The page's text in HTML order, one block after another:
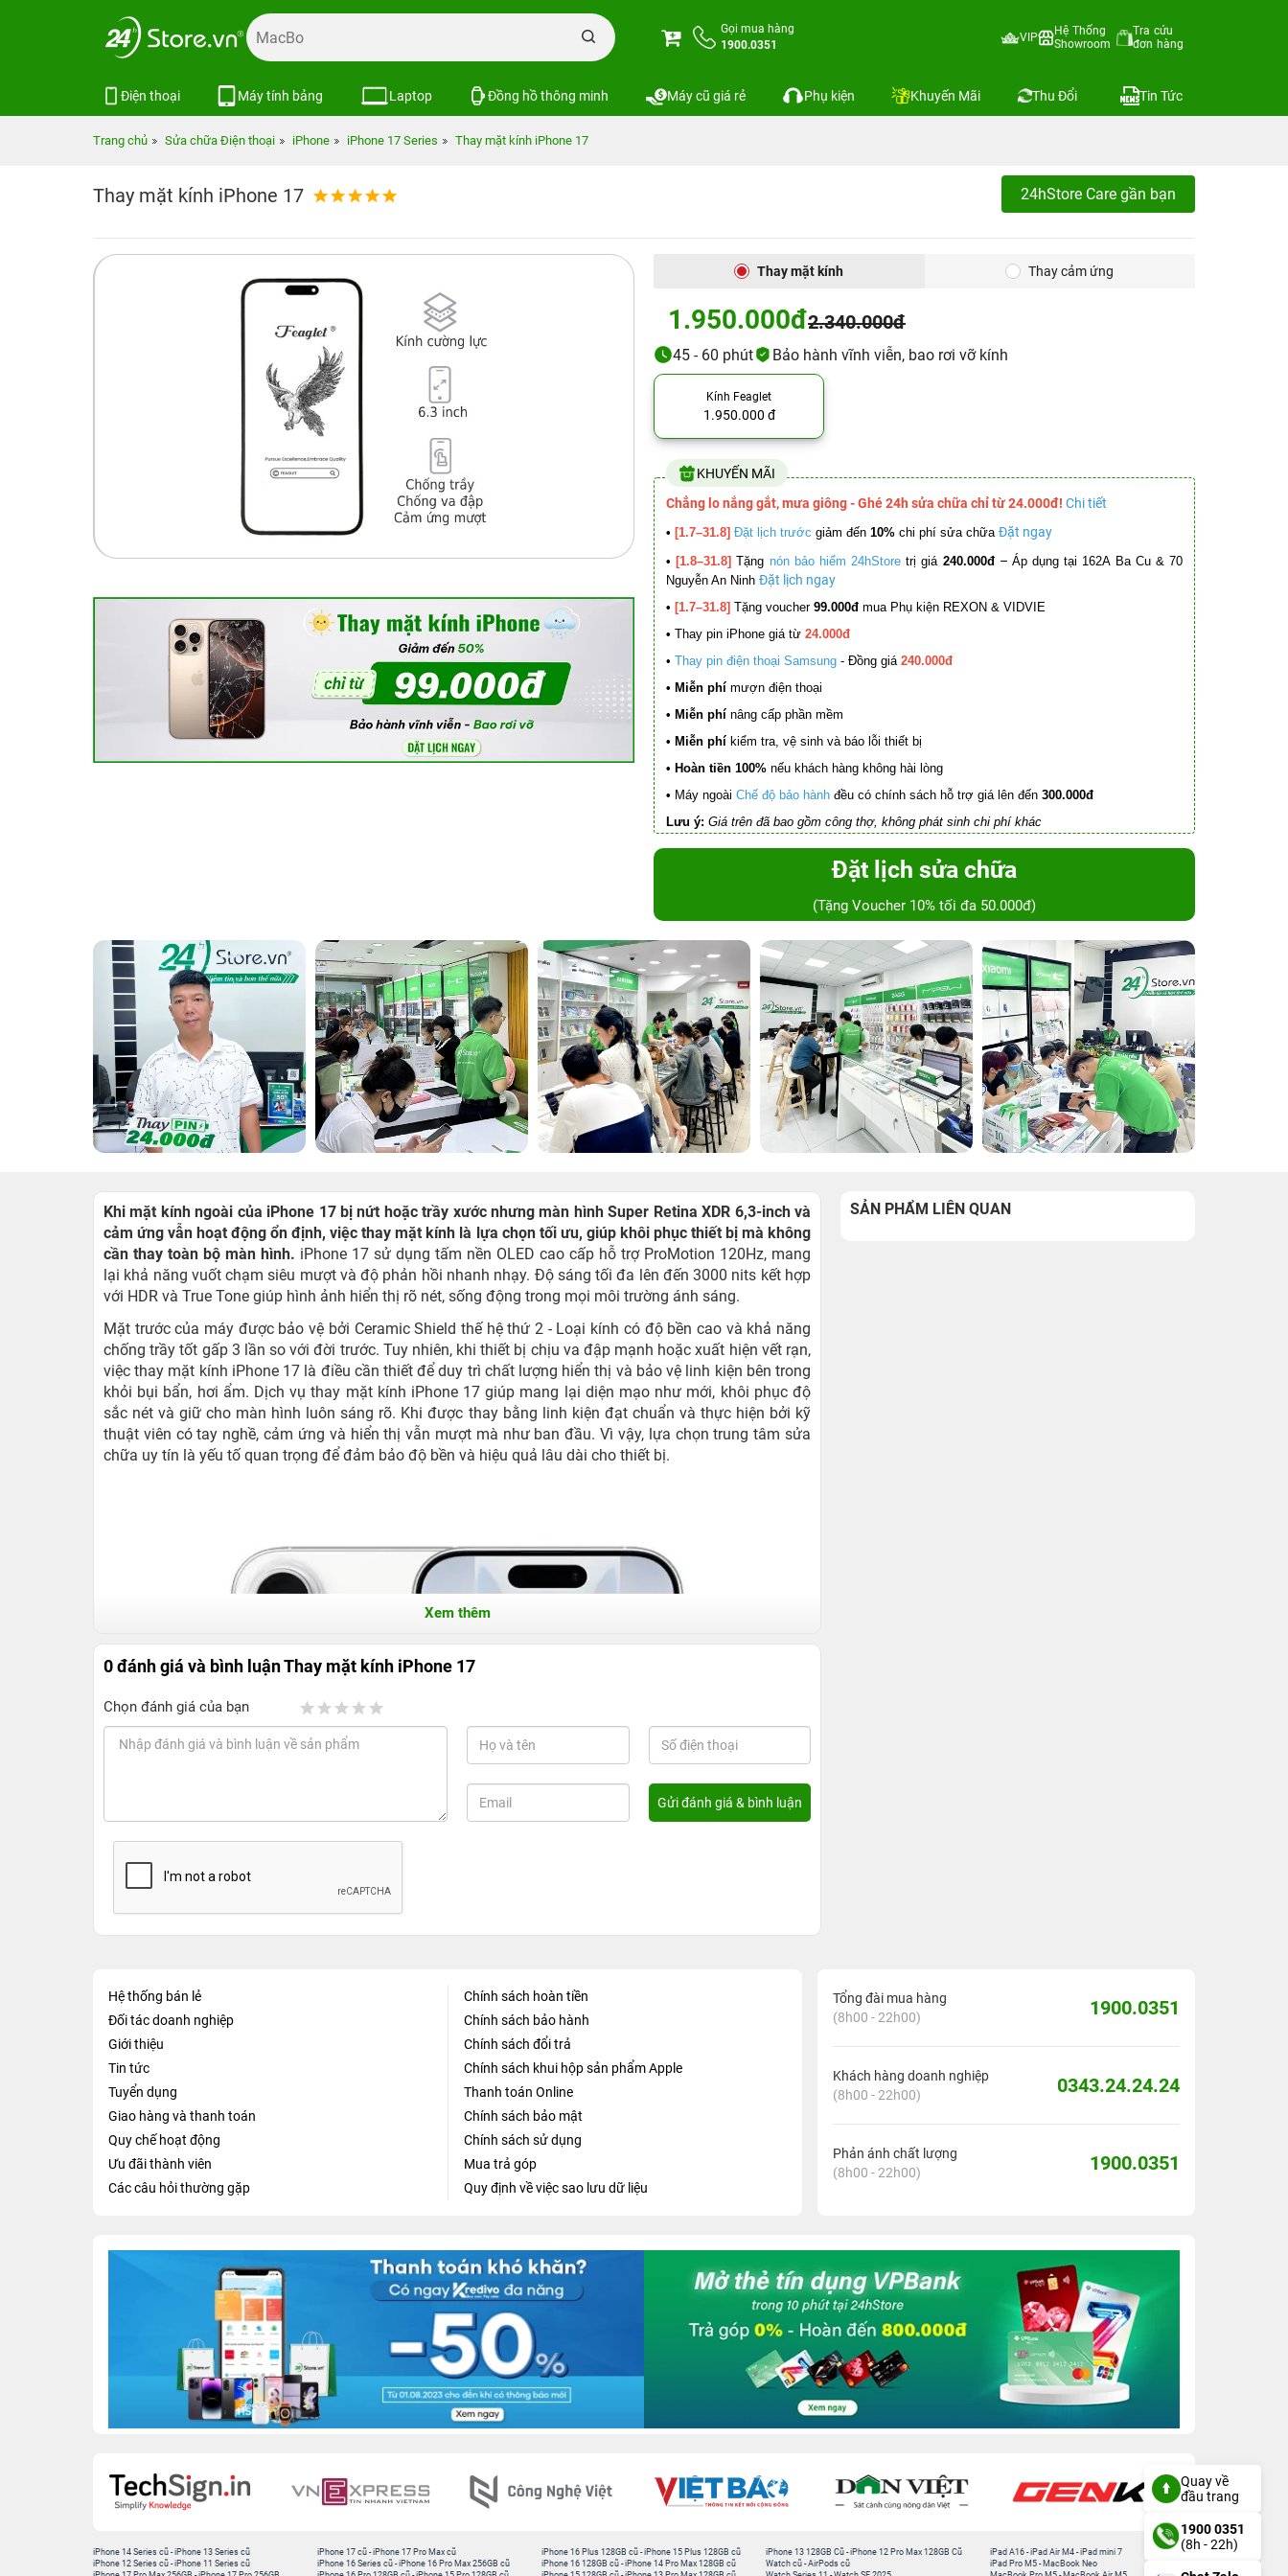
Gọi mua hàng
1900.0351
VIP
Hệ Thống
Showroom
Tra cứu
đơn hàng
Điện thoại Máy tính bảng Laptop Đồng hồ thông minh Máy cũ giá rẻ Phụ kiện Khuyến Mãi Thu Đổi Tin Tức
Trang chủ Sửa chữa Điện thoại iPhone iPhone 17 Series Thay mặt kính iPhone 17
Thay mặt kính iPhone 17 24hStore Care gần bạn
Thay mặt kính Thay cảm ứng
1.950.000đ2.340.000đ
45 - 60 phút Bảo hành vĩnh viễn, bao rơi vỡ kính
Kính Feaglet
1.950.000 đ
KHUYẾN MÃI
Chẳng lo nắng gắt, mưa giông - Ghé 24h sửa chữa chỉ từ 24.000đ! Chi tiết
• [1.7–31.8] Đặt lịch trước giảm đến 10% chi phí sửa chữa Đặt ngay
• [1.8–31.8] Tặng nón bảo hiểm 24hStore trị giá 240.000đ – Áp dụng tại 162A Ba Cu & 70
Nguyễn An Ninh Đặt lịch ngay
• [1.7–31.8] Tặng voucher 99.000đ mua Phụ kiện REXON & VIDVIE
• Thay pin iPhone giá từ 24.000đ
• Thay pin điện thoại Samsung - Đồng giá 240.000đ
• Miễn phí mượn điện thoại
• Miễn phí nâng cấp phần mềm
• Miễn phí kiểm tra, vệ sinh và báo lỗi thiết bị
• Hoàn tiền 100% nếu khách hàng không hài lòng
• Máy ngoài Chế độ bảo hành đều có chính sách hỗ trợ giá lên đến 300.000đ
Lưu ý: Giá trên đã bao gồm công thợ, không phát sinh chi phí khác
Đặt lịch sửa chữa
(Tặng Voucher 10% tối đa 50.000đ)
Khi mặt kính ngoài của iPhone 17 bị nứt hoặc trầy xước nhưng màn hình Super Retina XDR 6,3-inch và
cảm ứng vẫn hoạt động ổn định, việc thay mặt kính là lựa chọn tối ưu, giúp khôi phục thiết bị mà không
cần thay toàn bộ màn hình. iPhone 17 sử dụng tấm nền OLED cao cấp hỗ trợ ProMotion 120Hz, mang
lại khả năng vuốt chạm siêu mượt và độ phản hồi nhanh nhạy. Độ sáng tối đa lên đến 3000 nits kết hợp
với HDR và True Tone giúp hình ảnh hiển thị rõ nét, sống động trong mọi môi trường ánh sáng.
Mặt trước của máy được bảo vệ bởi Ceramic Shield thế hệ thứ 2 - Loại kính có độ bền cao và khả năng
chống trầy tốt gấp 3 lần so với đời trước. Tuy nhiên, khi thiết bị chịu va đập mạnh hoặc xuất hiện vết rạn,
việc thay mặt kính iPhone 17 là điều cần thiết để duy trì chất lượng hiển thị và bảo vệ linh kiện bên trong
khỏi bụi bẩn, hơi ẩm. Dịch vụ thay mặt kính iPhone 17 giúp mang lại diện mạo như mới, khôi phục độ
sắc nét và giữ cho màn hình luôn sáng rõ. Khi được thay bằng linh kiện đạt chuẩn và thực hiện bởi kỹ
thuật viên có tay nghề, cảm ứng và hiển thị vẫn mượt mà như ban đầu. Vì vậy, lựa chọn trung tâm sửa
chữa uy tín là yếu tố quan trọng để đảm bảo độ bền và hiệu quả lâu dài cho thiết bị.
1. Thời gian và chi phí thay mặt kính iPhone 17 tại 24hStore
là địa chỉ được nhiều người dùng tin tưởng khi cần thay mặt kính iPhone 17. Trung tâm đảm
bảo quy trình minh bạch, kỹ thuật viên lành nghề và linh kiện đạt chuẩn chất lượng cao. Chi phí thay mặt
kính luôn được niêm yết rõ ràng, không phát sinh, phù hợp với tình trạng thực tế của máy. Kính thay thế
tại 24hStore có độ trong suốt tốt, độ bền cao và độ nhạy cảm ứng tương đương kính gốc.
Thời gian sửa chữa trung bình từ 45 - 60 phút, tùy vào tình trạng hư hỏng và lượng khách tại cửa hàng.
Khách hàng có thể theo dõi trực tiếp quá trình thực hiện hoặc gửi máy và quay lại nhận sau khi hoàn tất.
Mọi thao tác đều được thực hiện công khai, đảm bảo minh bạch tuyệt đối. Nếu cần tư vấn hoặc báo giá
Xem thêm
0 đánh giá và bình luậnThay mặt kính iPhone 17
Chọn đánh giá của bạn
SẢN PHẨM LIÊN QUAN
Hệ thống bán lẻ
Đối tác doanh nghiệp
Giới thiệu
Tin tức
Tuyển dụng
Giao hàng và thanh toán
Quy chế hoạt động
Ưu đãi thành viên
Các câu hỏi thường gặp
Chính sách hoàn tiền
Chính sách bảo hành
Chính sách đổi trả
Chính sách khui hộp sản phẩm Apple
Thanh toán Online
Chính sách bảo mật
Chính sách sử dụng
Mua trả góp
Quy định về việc sao lưu dữ liệu
Tổng đài mua hàng
(8h00 - 22h00)
1900.0351
Khách hàng doanh nghiệp
(8h00 - 22h00)
0343.24.24.24
Phản ánh chất lượng
(8h00 - 22h00)
1900.0351
iPhone 14 Series cũ -iPhone 13 Series cũ
iPhone 12 Series cũ -iPhone 11 Series cũ
iPhone 17 cũ -iPhone 17 Pro Max cũ
iPhone 16 Series cũ - iPhone 16 Pro Max 256GB cũ
iPhone 16 Plus 128GB cũ -iPhone 15 Plus 128GB cũ
iPhone 16 128GB cũ -iPhone 14 Pro Max 128GB cũ
iPhone 13 128GB Cũ -iPhone 12 Pro Max 128GB Cũ
Watch cũ -AirPods cũ
iPad A16 -iPad Air M4 -iPad mini 7
iPad Pro M5 - MacBook Neo
Quay về
đầu trang
1900 0351
(8h - 22h)